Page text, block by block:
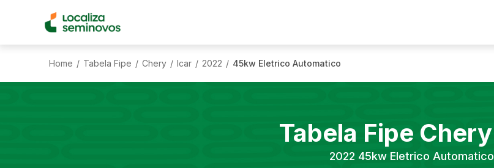
Home / Tabela Fipe / Chery / Icar / 2022 / 45kw Eletrico Automatico
Tabela Fipe Chery
2022 45kw Eletrico Automatico